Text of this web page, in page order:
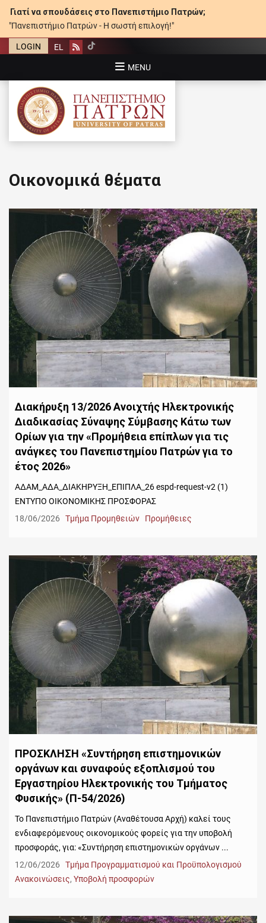
Γιατί να σπουδάσεις στο Πανεπιστήμιο Πατρών;
"Πανεπιστήμιο Πατρών - Η σωστή επιλογή!"
LOGIN EL Rss
MENU
ΠΑΝΕΠΙΣΤΉΜΙΟ ΠΑΤΡΏΝ
Οικονομικά θέματα
Διακήρυξη 13/2026 Ανοιχτής Ηλεκτρονικής
Διαδικασίας Σύναψης Σύμβασης Κάτω των
Ορίων για την «Προμήθεια επίπλων για τις
ανάγκες του Πανεπιστημίου Πατρών για το
έτος 2026»
ΑΔΑΜ_ΑΔΑ_ΔΙΑΚΗΡΥΞΗ_ΕΠΙΠΛΑ_26 espd-request-v2 (1)
ΕΝΤΥΠΟ ΟΙΚΟΝΟΜΙΚΗΣ ΠΡΟΣΦΟΡΑΣ
18/06/2026
Τμήμα Προμηθειών Προμήθειες
ΠΡΟΣΚΛΗΣΗ «Συντήρηση επιστημονικών
οργάνων και συναφούς εξοπλισμού του
Εργαστηρίου Ηλεκτρονικής του Τμήματος
Φυσικής» (Π-54/2026)
Το Πανεπιστήμιο Πατρών (Αναθέτουσα Αρχή) καλεί τους
ενδιαφερόμενους οικονομικούς φορείς για την υποβολή
προσφοράς, για: «Συντήρηση επιστημονικών οργάνων ...
12/06/2026
Τμήμα Προγραμματισμού και Προϋπολογισμού
Ανακοινώσεις, Υποβολή προσφορών